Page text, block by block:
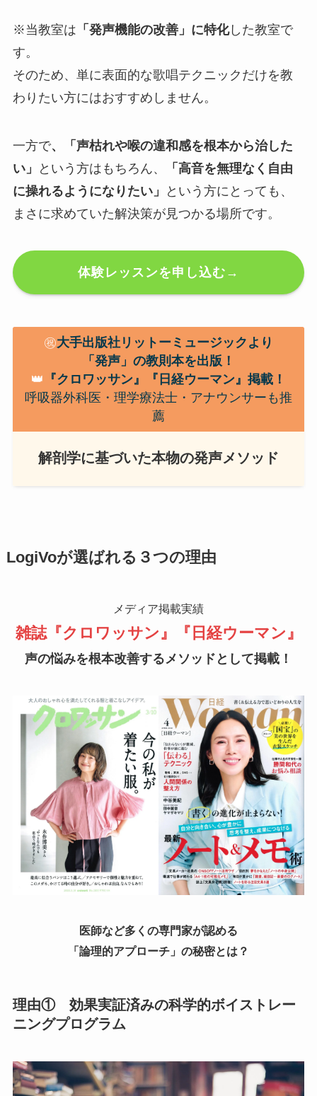
※当教室は 「発声機能の改善」に特化した教室で
す。
そのため、単に表面的な歌唱テクニックだけを教
わりたい方にはおすすめしません。
一方で、「声枯れや喉の違和感を根本から治した
い」
という方はもちろん、
「高音を無理なく自由
に操れるようになりたい」
という方にとっても、
まさに求めていた解決策が見つかる場所です。
体験レッスンを申し込む→
㊗️大手出版社リットーミュージックより
「発声」の教則本を出版！
👑 『クロワッサン』『日経ウーマン』掲載！
呼吸器外科医・理学療法士・アナウンサーも推
薦
解剖学に基づいた本物の発声メソッド
LogiVoが選ばれる３つの理由
メディア掲載実績
雑誌『クロワッサン』『日経ウーマン』
声の悩みを根本改善するメソッドとして掲載！
医師など多くの専門家が認める
「論理的アプローチ」の秘密とは？
理由① 効果実証済みの科学的ボイストレー
ニングプログラム